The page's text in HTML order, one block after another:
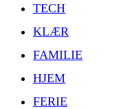
TECH
KLÆR
FAMILIE
HJEM
FERIE